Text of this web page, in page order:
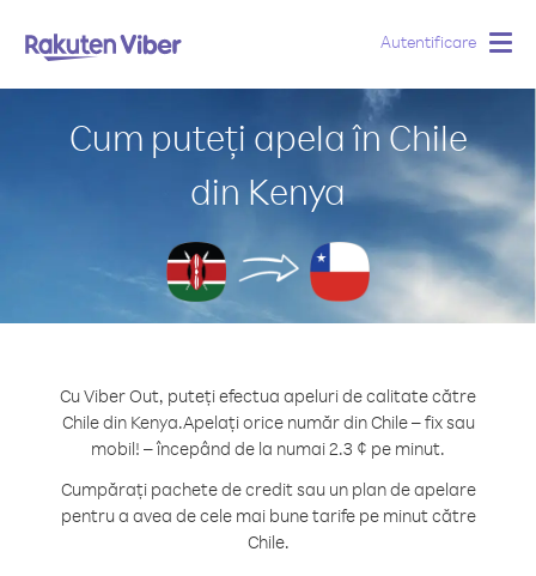
Autentificare
Cum puteți apela în Chile
din Kenya
Cu Viber Out, puteți efectua apeluri de calitate către
Chile din Kenya.Apelați orice număr din Chile – fix sau
mobil! – începând de la numai 2.3 ¢ pe minut.
Cumpărați pachete de credit sau un plan de apelare
pentru a avea de cele mai bune tarife pe minut către
Chile.